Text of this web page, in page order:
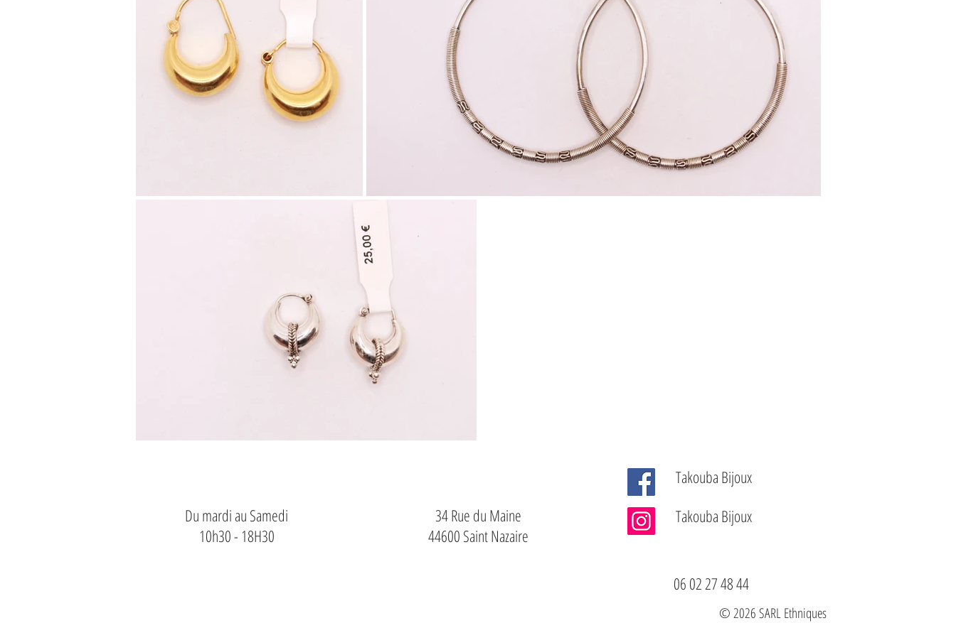
Du mardi au Samedi
10h30 - 18H30
34 Rue du Maine
44600 Saint Nazaire
Takouba Bijoux
Takouba Bijoux
06 02 27 48 44
© 2026SARL Ethniques